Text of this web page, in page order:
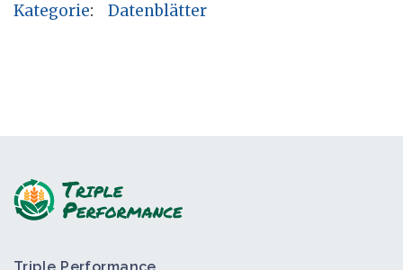
Kategorie: Datenblätter